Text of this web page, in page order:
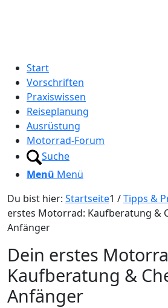
Start
Vorschriften
Praxiswissen
Reiseplanung
Ausrüstung
Motorrad-Forum
Suche
Menü Menü
Du bist hier: Startseite1 /Tipps &
erstes Motorrad: Kaufberatung &
Anfänger
Dein erstes
Kaufberatung &
Anfänger